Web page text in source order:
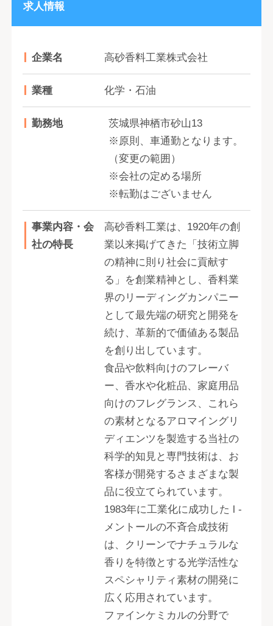
求人情報
企業名 高砂香料工業株式会社
業種 化学・石油
勤務地
茨城県神栖市砂山13
※原則、車通勤となります。
（変更の範囲）
※会社の定める場所
※転勤はございません
事業内容・会
社の特長
高砂香料工業は、1920年の創
業以来掲げてきた「技術立脚
の精神に則り社会に貢献す
る」を創業精神とし、香料業
界のリーディングカンパニー
として最先端の研究と開発を
続け、革新的で価値ある製品
を創り出しています。
食品や飲料向けのフレーバ
ー、香水や化粧品、家庭用品
向けのフレグランス、これら
の素材となるアロマイングリ
ディエンツを製造する当社の
科学的知見と専門技術は、お
客様が開発するさまざまな製
品に役立てられています。
1983年に工業化に成功した l -
メントールの不斉合成技術
は、クリーンでナチュラルな
香りを特徴とする光学活性な
スペシャリティ素材の開発に
広く応用されています。
ファインケミカルの分野で